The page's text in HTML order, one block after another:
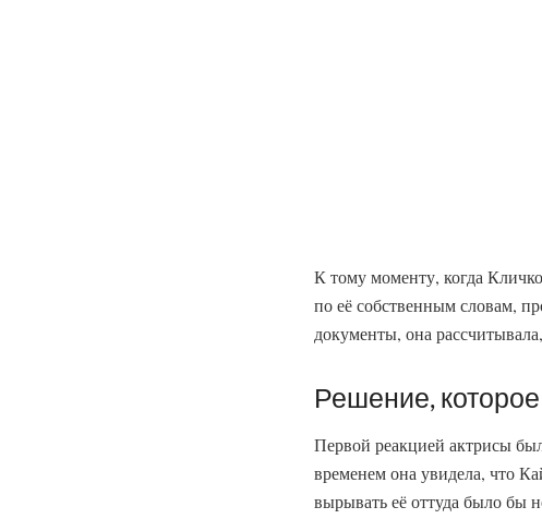
К тому моменту, когда
по её собственным словам,
документы, она
Решение,
Первой реакцией актрисы
временем она увидела, что
вырывать её оттуда было бы